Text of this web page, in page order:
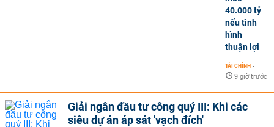
40.000 tỷ
nếu tình
hình
thuận lợi
TÀI CHÍNH -
9 giờ trước
Giải ngân đầu tư công quý III: Khi các
siêu dự án áp sát 'vạch đích'